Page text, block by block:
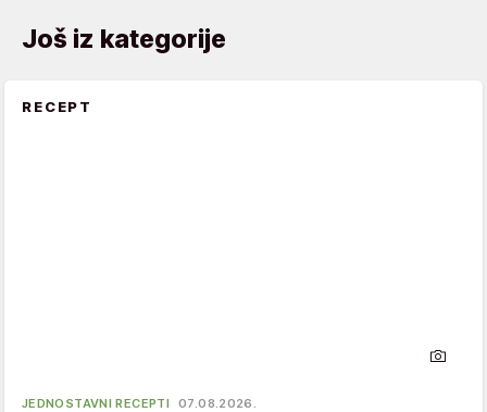
Još iz kategorije
RECEPT
JEDNOSTAVNI RECEPTI 07.08.2026.